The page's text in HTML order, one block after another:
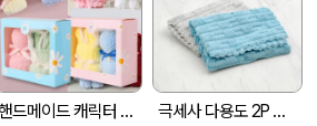
핸드메이드 캐릭터 타월 행주 베어 레빗 2p 세트 (케이스포함) 극세사 다용도 2P 행주 세트